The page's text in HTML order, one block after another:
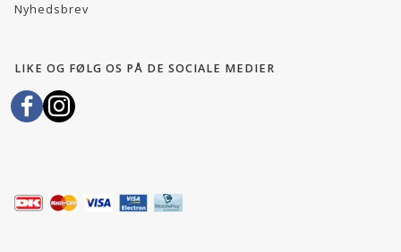
Nyhedsbrev
LIKE OG FØLG OS PÅ DE SOCIALE MEDIER